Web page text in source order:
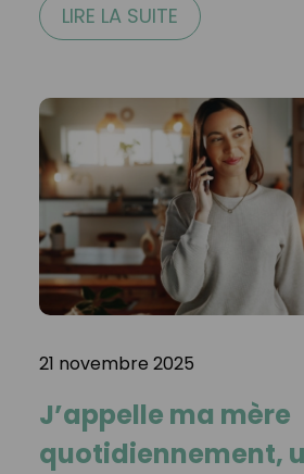
LIRE LA SUITE
21 novembre 2025
J’appelle ma mère
quotidiennement,